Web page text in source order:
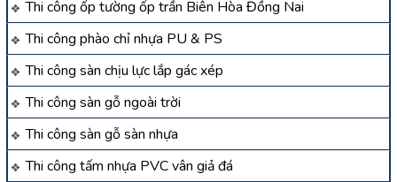
Thi công ốp tường ốp trần Biên Hòa Đồng Nai
Thi công phào chỉ nhựa PU & PS
Thi công sàn chịu lực lắp gác xép
Thi công sàn gỗ ngoài trời
Thi công sàn gỗ sàn nhựa
Thi công tấm nhựa PVC vân giả đá